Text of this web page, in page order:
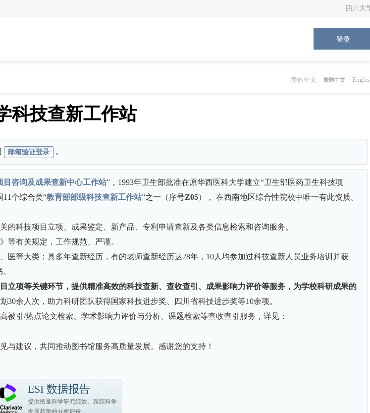
四川大
登录
简体中文 繁體中文
科技查新工作站
邮箱验证登录 。
目咨询及成果查新中心工作站”，1993年卫生部批准在原华西医科大学建立“卫生部医药卫生科技项
11个综合类“教育部部级科技查新工作站”之一（序号Z05）， 在西南地区综合性院校中唯一有此资质。
科技项目立项、成果鉴定、新产品、专利申请查新及各类信息检索和咨询服务。
等有关规定，工作规范、严谨。
等大类；具多年查新经历，有的老师查新经历达28年，10人均参加过科技查新人员业务培训并获
立项等关键环节，提供精准高效的科技查新、查收查引、成果影响力评价等服务，为学校科研成果的
余人次，助力科研团队获得国家科技进步奖、四川省科技进步奖等10余项。
引/热点论文检索、学术影响力评价与分析、课题检索等查收查引服务，详见：
建议，共同推动图书馆服务高质量发展。感谢您的支持！
ESI 数据报告
提供衡量科学研究绩效、跟踪科学
发展趋势的分析评价